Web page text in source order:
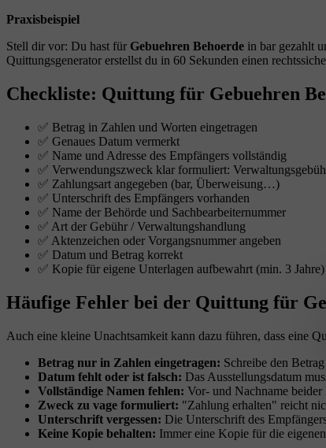
Praxisbeispiel
Stell dir vor: Du hast für Gebuehren Behoerde in bar gezahlt
Quittungsgenerator erstellst du in 60 Sekunden einen
Checkliste: Quittung für Gebuehren
✅ Betrag in Zahlen und Worten eingetragen
✅ Genaues Datum vermerkt
✅ Name und Adresse des Empfängers vollständig
✅ Verwendungszweck klar formuliert:
✅ Zahlungsart angegeben (bar, Überweisung…)
✅ Unterschrift des Empfängers vorhanden
✅ Name der Behörde und Sachbearbeiternummer
✅ Art der Gebühr / Verwaltungshandlung
✅ Aktenzeichen oder Vorgangsnummer angeben
✅ Datum und Betrag korrekt
✅ Kopie für eigene Unterlagen aufbewahrt (min. 3 Jahre)
Häufige Fehler bei der Quittung für
Auch eine kleine Unachtsamkeit kann dazu führen, dass eine
Betrag nur in Zahlen eingetragen: Schreibe den
Datum fehlt oder ist falsch: Das Ausstellungsdatum
Vollständige Namen fehlen: Vor- und Nachname beider
Zweck zu vage formuliert: "Zahlung erhalten" reicht
Unterschrift vergessen: Die Unterschrift des
Keine Kopie behalten: Immer eine Kopie für die